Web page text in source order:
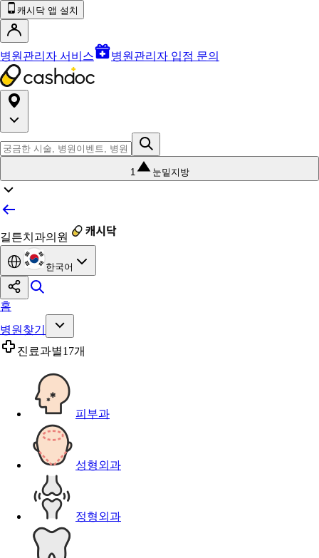
캐시닥 앱 설치
병원관리자 서비스 병원관리자 입점 문의
1 눈밑지방
길튼치과의원
한국어
홈
병원찾기
진료과별17개
피부과
성형외과
정형외과